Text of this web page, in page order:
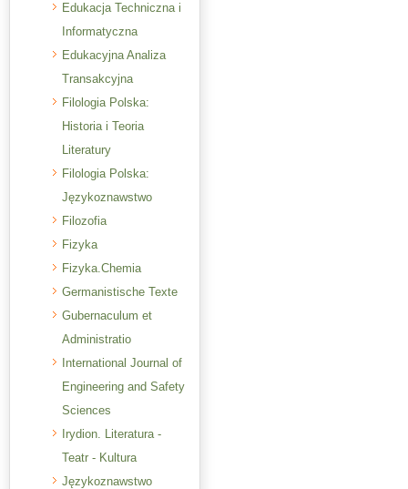
Edukacja Techniczna i
Informatyczna
Edukacyjna Analiza
Transakcyjna
Filologia Polska:
Historia i Teoria
Literatury
Filologia Polska:
Językoznawstwo
Filozofia
Fizyka
Fizyka.Chemia
Germanistische Texte
Gubernaculum et
Administratio
International Journal of
Engineering and Safety
Sciences
Irydion. Literatura -
Teatr - Kultura
Językoznawstwo